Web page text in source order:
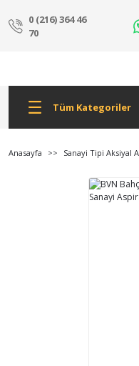
0 (216) 364 46
70
Tüm Kategoriler
Anasayfa Sanayi Tipi Aksiyal